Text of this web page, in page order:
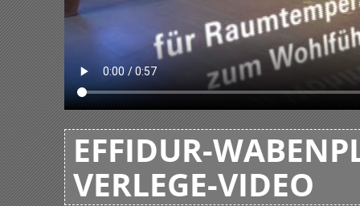
EFFIDUR-
VERLEGE-VIDEO